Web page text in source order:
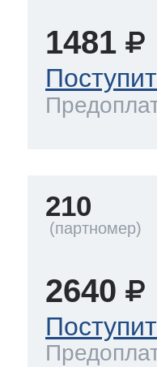
1481
210
2640